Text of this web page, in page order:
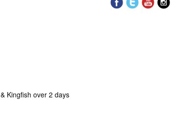
Kingfish over 2 days